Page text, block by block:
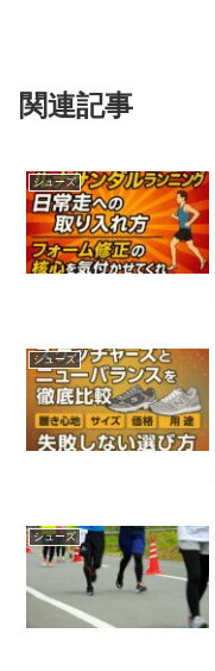
関連記事
シューズ
シューズ
シューズ